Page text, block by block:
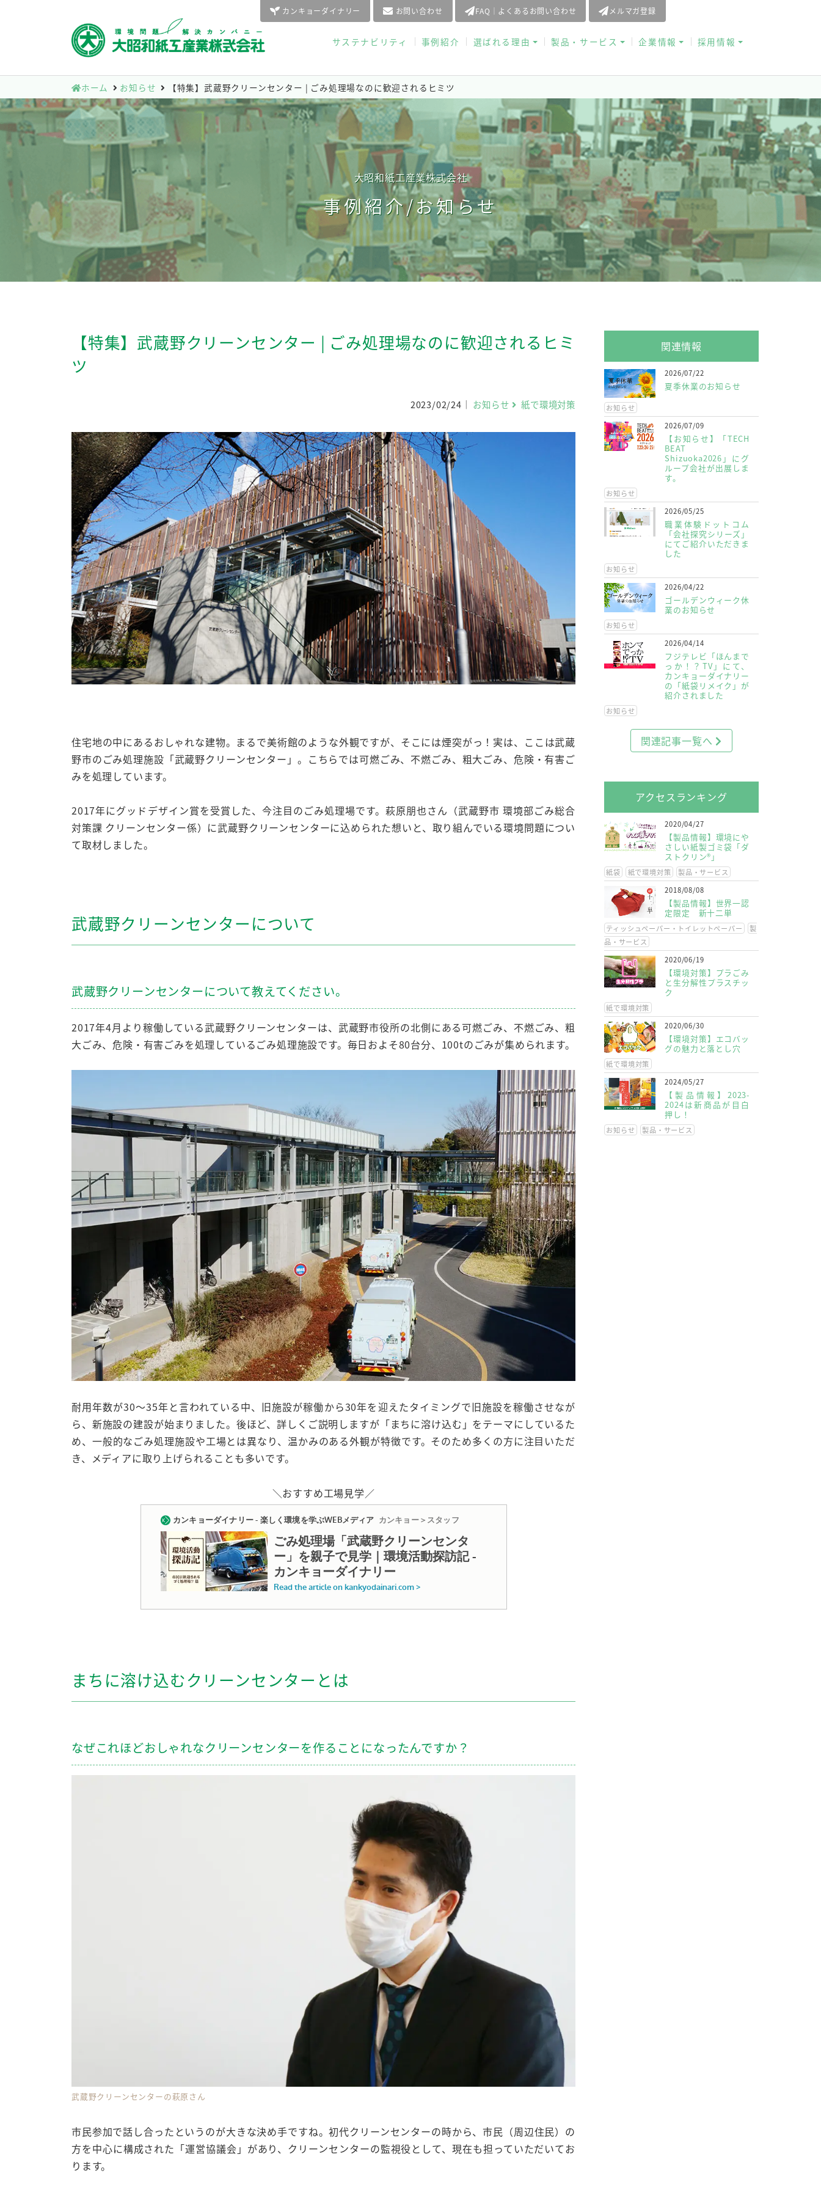
サステナビリティ 事例紹介 選ばれる理由 製品・サービス 企業情報 採用情報
カンキョーダイナリー お問い合わせ FAQ｜よくあるお問い合わせ メルマガ登録
ホーム お知らせ 【特集】武蔵野クリーンセンター | ごみ処理場なのに歓迎されるヒミツ
大昭和紙工産業株式会社
事例紹介/お知らせ
【特集】武蔵野クリーンセンター | ごみ処理場なのに歓迎されるヒミ
ツ
2023/02/24 お知らせ 紙で環境対策
住宅地の中にあるおしゃれな建物。まるで美術館のような外観ですが、そこには煙突がっ！実は、ここは武蔵
野市のごみ処理施設「武蔵野クリーンセンター」。こちらでは可燃ごみ、不燃ごみ、粗大ごみ、危険・有害ご
みを処理しています。
2017年にグッドデザイン賞を受賞した、今注目のごみ処理場です。萩原朋也さん（武蔵野市 環境部ごみ総合
対策課 クリーンセンター係）に武蔵野クリーンセンターに込められた想いと、取り組んでいる環境問題につい
て取材しました。
武蔵野クリーンセンターについて
武蔵野クリーンセンターについて教えてください。
2017年4月より稼働している武蔵野クリーンセンターは、武蔵野市役所の北側にある可燃ごみ、不燃ごみ、粗
大ごみ、危険・有害ごみを処理しているごみ処理施設です。毎日およそ80台分、 100tのごみが集められます。
耐用年数が30〜35年と言われている中、旧施設が稼働から30年を迎えたタイミングで旧施設を稼働させなが
ら、新施設の建設が始まりました。後ほど、詳しくご説明しますが「まちに溶け込む 」をテーマにしているた
め、一般的なごみ処理施設や工場とは異なり、 温かみのある外観が特徴です。そのため多くの方に注目いただ
き、メディアに取り上げられることも多いです。
＼おすすめ工場見学／
まちに溶け込むクリーンセンターとは
なぜこれほどおしゃれなクリーンセンターを作ることになったんですか？
武蔵野クリーンセンターの萩原さん
市民参加で話し合ったというのが大きな決め手ですね。初代クリーンセンターの時から、市民（周辺住民）の
方を中心に構成された「運営協議会 」があり、クリーンセンターの監視役として、現在も担っていただいてお
ります。
関連情報
2026/07/22
夏季休業のお知らせ
お知らせ
2026/07/09
【お知らせ】「TECH
BEAT
Shizuoka2026」にグ
ループ会社が出展しま
す。
お知らせ
2026/05/25
職業体験ドットコム
「会社探究シリーズ」
にてご紹介いただきま
した
お知らせ
2026/04/22
ゴールデンウィーク休
業のお知らせ
お知らせ
2026/04/14
フジテレビ「ほんまで
っか！？TV」にて、
カンキョーダイナリー
の「紙袋リメイク」が
紹介されました
お知らせ
関連記事一覧へ
アクセスランキング
2020/04/27
【製品情報】環境にや
さしい紙製ゴミ袋「ダ
ストクリン®」
紙袋 紙で環境対策
製品・サービス
2018/08/08
【製品情報】世界一認
定限定 新十二単
ティッシュペーパー・トイレットペーパー
製
品・サービス
2020/06/19
【環境対策】プラごみ
と生分解性プラスチッ
ク
紙で環境対策
2020/06/30
【環境対策】エコバッ
グの魅力と落とし穴
紙で環境対策
2024/05/27
【製品情報】2023-
2024は新商品が目白
押し！
お知らせ 製品・サービス